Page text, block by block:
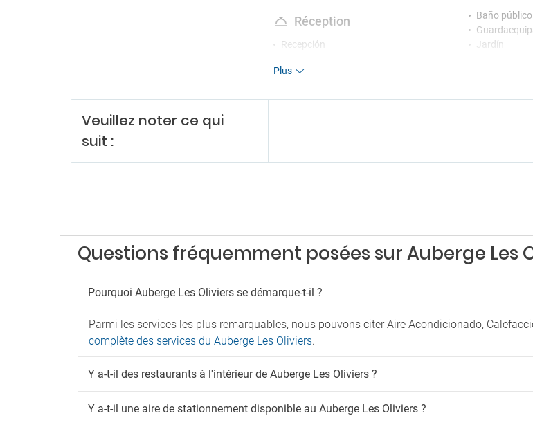
Réception
Recepción
Divertissement
Cerca del hotel
Baño público
Jardín
Solarium
Plus
Veuillez noter ce qui
suit :
Questions fréquemment posées sur Auberge Les
Pourquoi Auberge Les Oliviers se démarque-t-il ?
Parmi les services les plus remarquables, nous pouvons citer Aire Acondicionado,
complète des services du Auberge Les Oliviers.
Y a-t-il des restaurants à l'intérieur de Auberge Les Oliviers ?
Y a-t-il une aire de stationnement disponible au Auberge Les Oliviers ?